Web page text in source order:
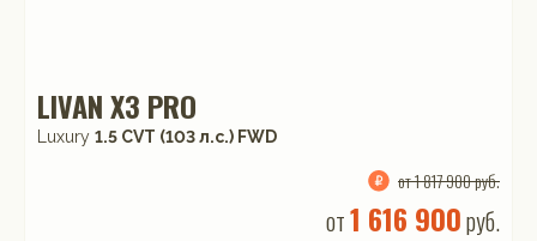
LIVAN X3 PRO
Luxury 1.5 CVT (103 л.с.) FWD
от 1 817 900 руб.
от1 616 900руб.